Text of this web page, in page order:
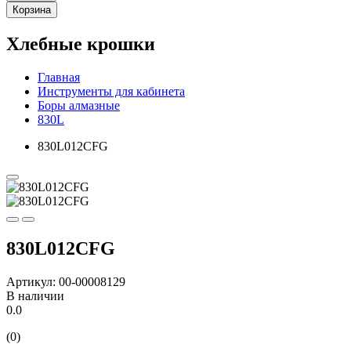
Корзина
Хлебные крошки
Главная
Инструменты для кабинета
Боры алмазные
830L
830L012CFG
830L012CFG
Артикул: 00-00008129
В наличии
0.0
(0)